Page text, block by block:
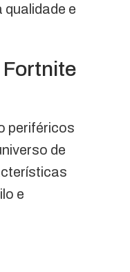
qualidade e
Fortnite
periféricos
de
e